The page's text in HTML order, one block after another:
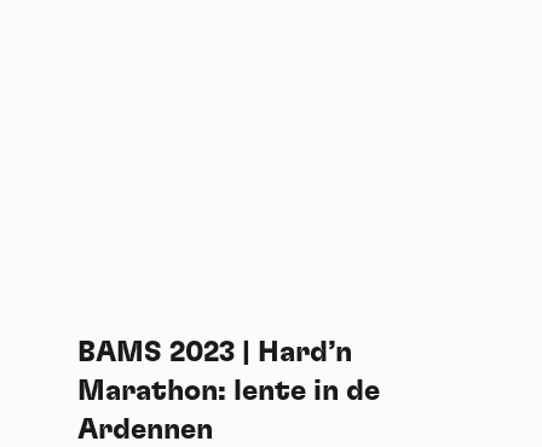
BAMS 2023 | Hard’n
Marathon: lente in de
Ardennen